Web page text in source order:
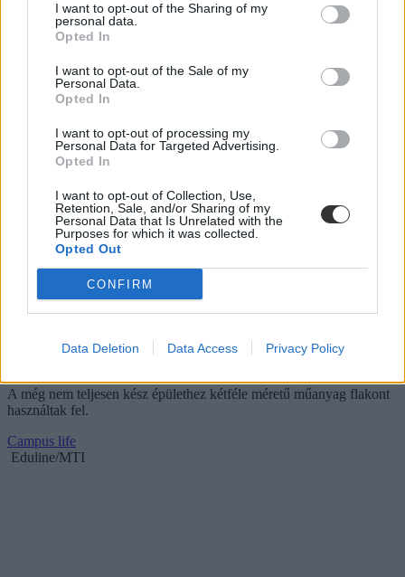
I want to opt-out of the Sharing of my
personal data.
Opted In
I want to opt-out of the Sale of my
Personal Data.
Opted In
I want to opt-out of processing my
Personal Data for Targeted Advertising.
Opted In
I want to opt-out of Collection, Use,
Retention, Sale, and/or Sharing of my
Personal Data that Is Unrelated with the
Purposes for which it was collected.
Opted Out
CONFIRM
Data Deletion Data Access Privacy Policy
Ez is egy módja az újrahasznosításnak:
"palackkönyvtár" épült Afrikában
A még nem teljesen kész épülethez kétféle méretű műanyag flakont
használtak fel.
Campus life
Eduline/MTI